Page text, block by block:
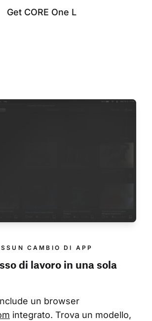
Get CORE One L
CAMBIO DI APP
di lavoro in una sola
un browser
integrato. Trova un modello,